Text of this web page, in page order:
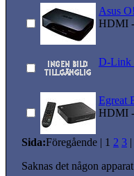
Asus
HDMI
D-Link
Egreat
HDMI
Sida:Föregående | 1 2 3 |
Saknas det någon